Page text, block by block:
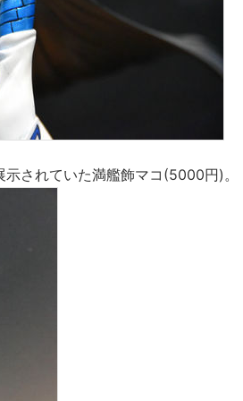
示されていた満艦飾マコ(5000円)。